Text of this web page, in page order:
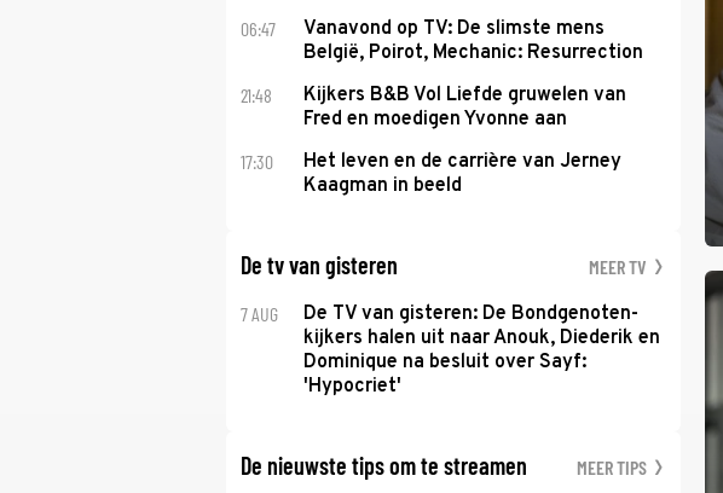
06:47
Vanavond op TV: De slimste mens
België, Poirot, Mechanic: Resurrection
21:48
Kijkers B&B Vol Liefde gruwelen van
Fred en moedigen Yvonne aan
17:30
Het leven en de carrière van Jerney
Kaagman in beeld
De tv van gisteren MEER TV
7 AUG
De TV van gisteren: De Bondgenoten-
kijkers halen uit naar Anouk, Diederik en
Dominique na besluit over Sayf:
'Hypocriet'
De nieuwste tips om te streamen MEER TIPS